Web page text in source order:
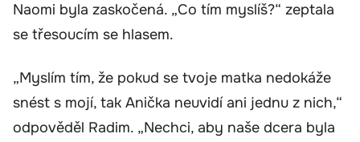
Naomi byla zaskočená. „Co tím myslíš?“ zeptala
se třesoucím se hlasem.
„Myslím tím, že pokud se tvoje matka nedokáže
snést s mojí, tak Anička neuvidí ani jednu z nich,“
odpověděl Radim. „Nechci, aby naše dcera byla